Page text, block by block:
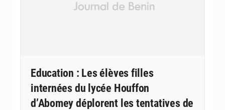
Education : Les élèves filles
internées du lycée Houffon
d’Abomey déplorent les tentatives de